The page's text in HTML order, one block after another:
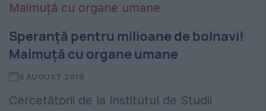
Speranță pentru milioane de bolnavi!
Maimuță cu organe umane
5 AUGUST 2019
Cercetătorii de la Institutul de Studii